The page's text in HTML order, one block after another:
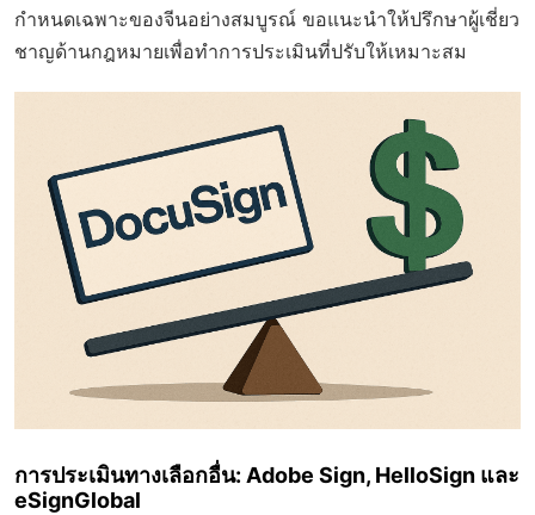
กำหนดเฉพาะของจีนอย่างสมบูรณ์ ขอแนะนำให้ปรึกษาผู้เชี่ยว
ชาญด้านกฎหมายเพื่อทำการประเมินที่ปรับให้เหมาะสม
การประเมินทางเลือกอื่น: Adobe Sign, HelloSign และ
eSignGlobal